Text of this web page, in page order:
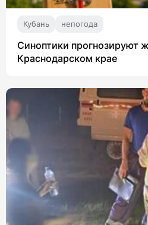
Кубань непогода
Синоптики прогнозируют
Краснодарском крае